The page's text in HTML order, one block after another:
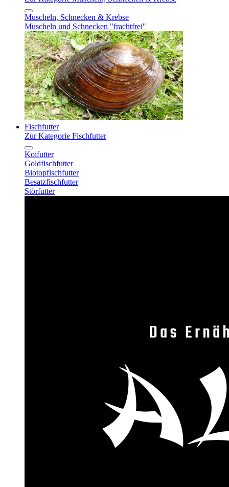
Muscheln, Schnecken & Krebse
Muscheln und Schnecken "frachtfrei"
Fischfutter
Zur Kategorie Fischfutter
Koifutter
Goldfischfutter
Biotopfischfutter
Besatzfischfutter
Störfutter